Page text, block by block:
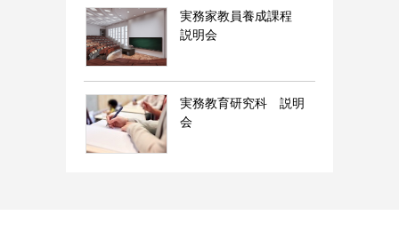
実務家教員養成課程
説明会
実務教育研究科 説明
会